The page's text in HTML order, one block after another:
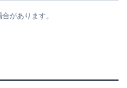
があります。